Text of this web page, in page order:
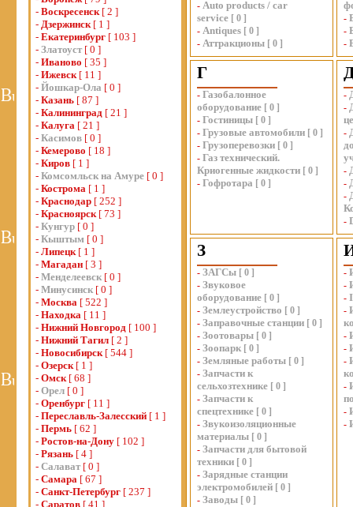
- Воскресенск[ 2 ]
- Дзержинск[ 1 ]
- Екатеринбург [ 103 ]
- Златоуст [ 0 ]
- Иваново [ 35 ]
- Ижевск[ 11 ]
- Йошкар-Ола [ 0 ]
- Казань [ 87 ]
- Калининград [ 21 ]
- Калуга [ 21 ]
- Касимов [ 0 ]
- Кемерово [ 18 ]
- Киров [ 1 ]
- Комсомльск на Амуре [ 0 ]
- Кострома [ 1 ]
- Краснодар [ 252 ]
- Красноярск[ 73 ]
- Кунгур [ 0 ]
- Кыштым [ 0 ]
- Липецк[ 1 ]
- Магадан [ 3 ]
- Менделеевск [ 0 ]
- Минусинск [ 0 ]
- Москва [ 522 ]
- Находка [ 11 ]
- Нижний Новгород [ 100 ]
- Нижний Тагил [ 2 ]
- Новосибирск[ 544 ]
- Озерск[ 1 ]
- Омск[ 68 ]
- Орел [ 0 ]
- Оренбург [ 11 ]
- Переславль-Залесский [ 1 ]
- Пермь [ 62 ]
- Ростов-на-Дону [ 102 ]
- Рязань [ 4 ]
- Салават [ 0 ]
- Самара [ 67 ]
- Санкт-Петербург [ 237 ]
- Саратов [ 41 ]
- Auto products / car
service [ 0 ]
- Antiques [ 0 ]
- Аттракционы [ 0 ]
-
-
-
Г
- Газобалонное
оборудование [ 0 ]
- Гостиницы [ 0 ]
- Грузовые автомобили [ 0 ]
- Грузоперевозки [ 0 ]
- Газ технический.
Криогенные жидкости [ 0 ]
- Гофротара [ 0 ]
-
-
-
-
-
-
-
З
- ЗАГСы [ 0 ]
- Звуковое
оборудование [ 0 ]
- Землеустройство [ 0 ]
- Заправочные станции [ 0 ]
- Зоотовары [ 0 ]
- Зоопарк [ 0 ]
- Земляные работы [ 0 ]
- Запчасти к
сельхозтехнике [ 0 ]
- Запчасти к
спецтехнике [ 0 ]
- Звукоизоляционные
материалы [ 0 ]
- Запчасти для бытовой
техники [ 0 ]
- Зарядные станции
электромобилей [ 0 ]
- Заводы [ 0 ]
-
-
-
-
-
-
-
-
-
-